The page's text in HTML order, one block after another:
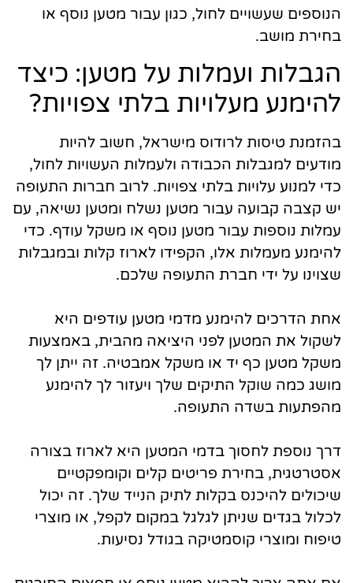
הנוספים שעשויים לחול, כגון עבור מטען נוסף או
בחירת מושב.
הגבלות ועמלות על מטען: כיצד
להימנע מעלויות בלתי צפויות?
בהזמנת טיסות לרודוס מישראל, חשוב להיות
מודעים למגבלות הכבודה ולעמלות העשויות לחול,
כדי למנוע עלויות בלתי צפויות. לרוב חברות התעופה
יש קצבה קבועה עבור מטען נשלח ומטען נשיאה, עם
עמלות נוספות עבור מטען נוסף או משקל עודף. כדי
להימנע מעמלות אלו, הקפידו לארוז קלות ובמגבלות
שצוינו על ידי חברת התעופה שלכם.
אחת הדרכים להימנע מדמי מטען עודפים היא
לשקול את המטען לפני היציאה מהבית, באמצעות
משקל מטען כף יד או משקל אמבטיה. זה ייתן לך
מושג כמה שוקל התיקים שלך ויעזור לך להימנע
מהפתעות בשדה התעופה.
דרך נוספת לחסוך בדמי המטען היא לארוז בצורה
אסטרטגית, בחירת פריטים קלים וקומפקטיים
שיכולים להיכנס בקלות לתיק הנייד שלך. זה יכול
לכלול בגדים שניתן לגלגל במקום לקפל, או מוצרי
טיפוח ומוצרי קוסמטיקה בגודל נסיעות.